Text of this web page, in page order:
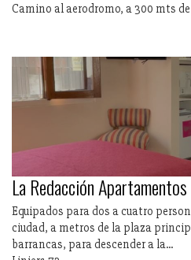
Camino al aerodromo, a 300 mts de
La Redacción Apartamentos
Equipados para dos a cuatro
ciudad, a metros de la plaza
barrancas, para descender a la...